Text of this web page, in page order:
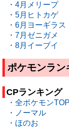
・4月メリープ
・5月ヒトカゲ
・6月ヨーギラス
・7月ゼニガメ
・8月イーブイ
ポケモンラン
CPランキング
・全ポケモン
・ノーマル
・ほのお